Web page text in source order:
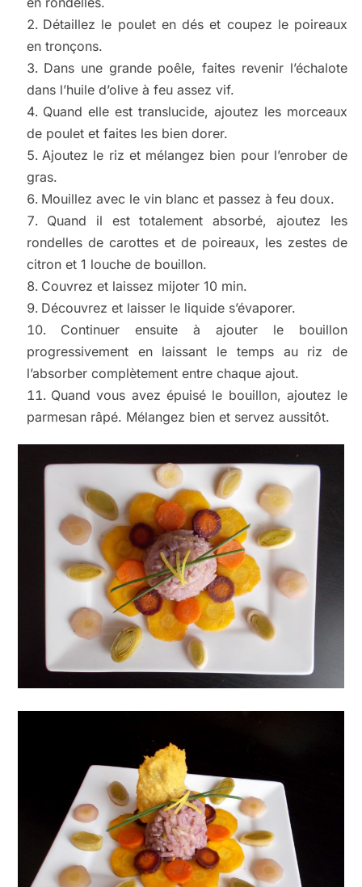
Détaillez le poulet en dés et coupez le poireaux
en tronçons.
Dans une grande poêle, faites revenir l’échalote
dans l’huile d’olive à feu assez vif.
Quand elle est translucide, ajoutez les morceaux
de poulet et faites les bien dorer.
Ajoutez le riz et mélangez bien pour l’enrober de
gras.
Mouillez avec le vin blanc et passez à feu doux.
Quand il est totalement absorbé, ajoutez les
rondelles de carottes et de poireaux, les zestes de
citron et 1 louche de bouillon.
Couvrez et laissez mijoter 10 min.
Découvrez et laisser le liquide s’évaporer.
Continuer ensuite à ajouter le bouillon
progressivement en laissant le temps au riz de
l’absorber complètement entre chaque ajout.
Quand vous avez épuisé le bouillon, ajoutez le
parmesan râpé. Mélangez bien et servez aussitôt.